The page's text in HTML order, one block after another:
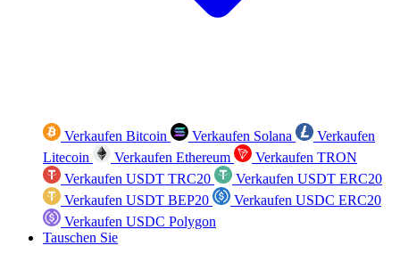
Verkaufen Bitcoin Verkaufen Solana
Verkaufen
Litecoin
Verkaufen Ethereum
Verkaufen TRON
Verkaufen USDT TRC20
Verkaufen USDT ERC20
Verkaufen USDT BEP20
Verkaufen USDC ERC20
Verkaufen USDC Polygon
Tauschen Sie